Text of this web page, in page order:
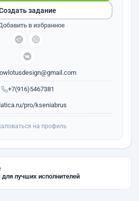
+7(916)5467381
pro/kseniabrus
задание
в избранное
на профиль
лучших исполнителей